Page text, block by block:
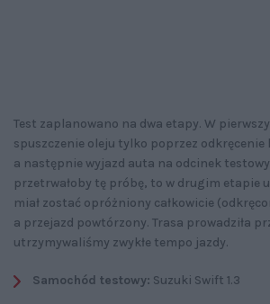
Test zaplanowano na dwa etapy. W
spuszczenie oleju tylko poprzez odkręcenie
a następnie wyjazd auta na odcinek
przetrwałoby tę próbę, to w drugim etapie
miał zostać opróżniony całkowicie
a przejazd powtórzony. Trasa prowadziła
utrzymywaliśmy zwykłe tempo jazdy.
Samochód testowy: Suzuki Swift 1.3